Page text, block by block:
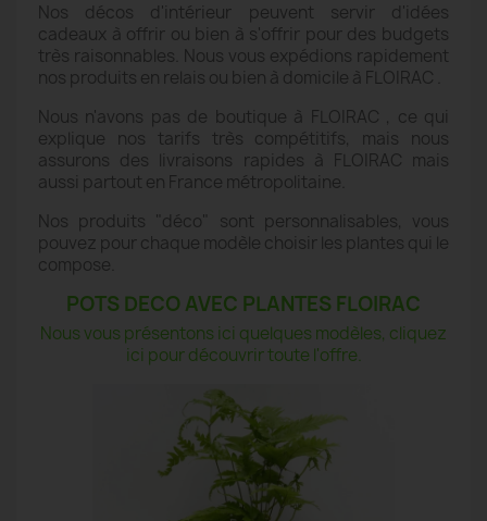
Nos décos d'intérieur peuvent servir d'idées
cadeaux à offrir ou bien à s'offrir pour des budgets
très raisonnables. Nous vous expédions rapidement
nos produits en relais ou bien à domicile à FLOIRAC .
Nous n'avons pas de boutique à FLOIRAC , ce qui
explique nos tarifs très compétitifs, mais nous
assurons des livraisons rapides à FLOIRAC mais
aussi partout en France métropolitaine.
Nos produits "déco" sont personnalisables, vous
pouvez pour chaque modèle choisir les plantes qui le
compose.
POTS DECO AVEC PLANTES FLOIRAC
Nous vous présentons ici quelques modèles, cliquez
ici pour découvrir toute l'offre.